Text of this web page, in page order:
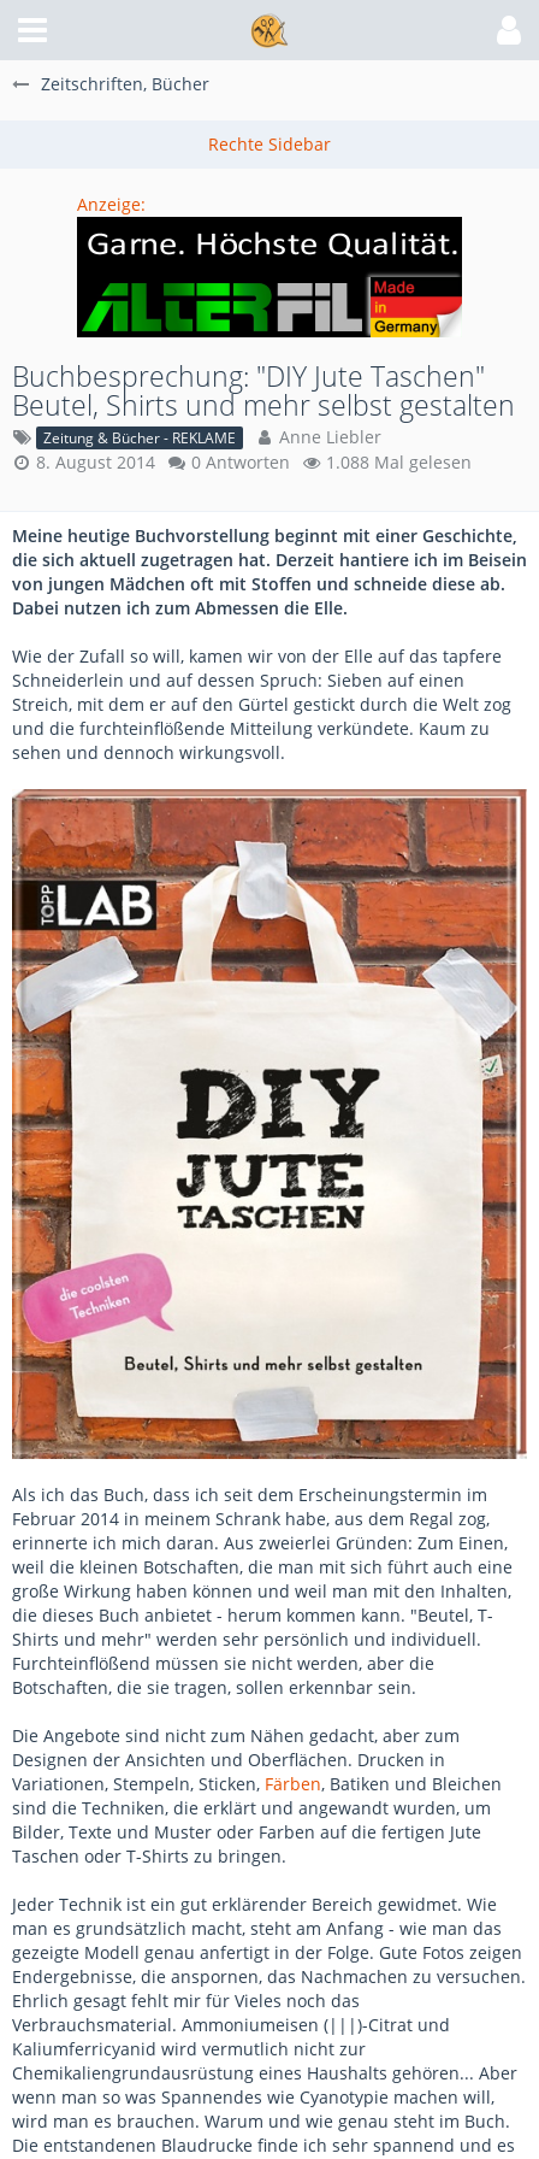
Zeitschriften, Bücher
Anzeige:
Buchbesprechung: "DIY Jute Taschen"
Beutel, Shirts und mehr selbst gestalten
Zeitung & Bücher - REKLAME
Anne Liebler
8. August 2014
0 Antworten 1.088 Mal gelesen
Meine heutige Buchvorstellung beginnt mit einer Geschichte,
die sich aktuell zugetragen hat. Derzeit hantiere ich im Beisein
von jungen Mädchen oft mit Stoffen und schneide diese ab.
Dabei nutzen ich zum Abmessen die Elle.
Wie der Zufall so will, kamen wir von der Elle auf das tapfere
Schneiderlein und auf dessen Spruch: Sieben auf einen
Streich, mit dem er auf den Gürtel gestickt durch die Welt zog
und die furchteinflößende Mitteilung verkündete. Kaum zu
sehen und dennoch wirkungsvoll.
Als ich das Buch, dass ich seit dem Erscheinungstermin im
Februar 2014 in meinem Schrank habe, aus dem Regal zog,
erinnerte ich mich daran. Aus zweierlei Gründen: Zum Einen,
weil die kleinen Botschaften, die man mit sich führt auch eine
große Wirkung haben können und weil man mit den Inhalten,
die dieses Buch anbietet - herum kommen kann. "Beutel, T-
Shirts und mehr" werden sehr persönlich und individuell.
Furchteinflößend müssen sie nicht werden, aber die
Botschaften, die sie tragen, sollen erkennbar sein.
Die Angebote sind nicht zum Nähen gedacht, aber zum
Designen der Ansichten und Oberflächen. Drucken in
Variationen, Stempeln, Sticken, Färben, Batiken und Bleichen
sind die Techniken, die erklärt und angewandt wurden, um
Bilder, Texte und Muster oder Farben auf die fertigen Jute
Taschen oder T-Shirts zu bringen.
Jeder Technik ist ein gut erklärender Bereich gewidmet. Wie
man es grundsätzlich macht, steht am Anfang - wie man das
gezeigte Modell genau anfertigt in der Folge. Gute Fotos zeigen
Endergebnisse, die anspornen, das Nachmachen zu versuchen.
Ehrlich gesagt fehlt mir für Vieles noch das
Verbrauchsmaterial. Ammoniumeisen (|||)-Citrat und
Kaliumferricyanid wird vermutlich nicht zur
Chemikaliengrundausrüstung eines Haushalts gehören... Aber
wenn man so was Spannendes wie Cyanotypie machen will,
wird man es brauchen. Warum und wie genau steht im Buch.
Die entstandenen Blaudrucke finde ich sehr spannend und es